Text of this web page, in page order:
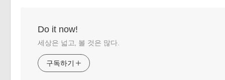
Do it now!
세상은 넓고, 볼 것은 많다.
구독하기